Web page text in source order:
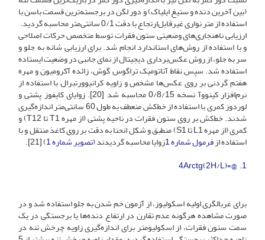
(بین آخرین دنده و ستیغ ایلیاک) و دور لگن در برجسته‌ترین قسمت باسن با
استفاده از متر نواری غیرقابل‌ارتجاع با دقت 0/1 سانتی‌متر محاسبه گردید.
ارزیابی ناهنجاری‌های وضعیتی ستون فقرات توسط متخصص حرکات اصلاحی
و با استفاده از روش‌های استاندارد انجام شد. برای ارزیابی شانه به جلو و
سر به جلو، از روش عکس‌برداری دیجیتال از نمای جانبی در وضعیت ایستاده
استفاده شد. سپس نقاط آناتومیک تراگوس گوش، زائده آکرومیون و مهره
هفتم گردنی بر روی عکس‌ها مشخص و زاویه کرانیوورتبرال با استفاده از
نرم‌افزار کینووآ نسخه 0/8/15 محاسبه شد [20]. زوایای کایفوز پشتی و
لوردوز کمری با استفاده از خط‌کش منعطف به طول 60 سانتی‌متر اندازه‌گیری
شدند. خط‌کش بر روی ستون فقرات در ناحیه پشتی (از مهره T1 تا T12) و
کمری (از مهره L1 تا S1) منطبق و شکل انحنا به دقت بر روی کاغذ منتقل و با
استفاده ازفرمول شماره 1 زوایا محاسبه گردیدند (تصویر شماره 1 ) [21].
1. @=4Arctg(2H/L)
برای غربالگری اولیه اسکولیوز، از آزمون خم شدن به جلو استفاده شد و در
صورت مشاهده هرگونه عدم تقارن در ارتفاع دنده‌ها یا برجستگی در یک
سمت ستون فقرات، از اسکولیومتر برای اندازه‌گیری زاویه چرخش تنه در